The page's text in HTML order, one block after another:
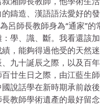
鑄造、漢語語法愛好的
呂師長教師身為“通家”
學、識、斷。我看還該
，能夠得過他受的天然
九十誕辰之際，以及百
廿生日之際，由江藍生
說話學在新時期承前啟
教師學術遺產的最好留念